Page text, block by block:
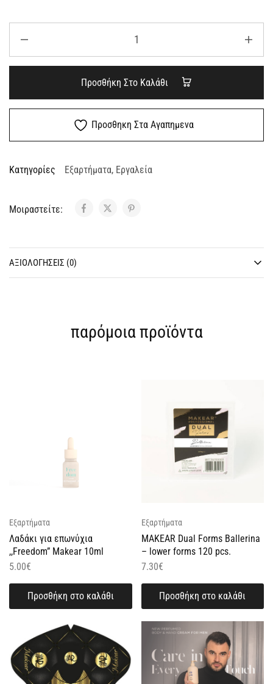
Προσθήκη Στο Καλάθι
Προσθηκη Στα Αγαπημενα
Κατηγορίες Εξαρτήματα, Εργαλεία
Μοιραστείτε:
ΑΞΙΟΛΟΓΉΣΕΙΣ (0)
παρόμοια προϊόντα
Εξαρτήματα
Λαδάκι για επωνύχια
,,Freedom” Makear 10ml
5.00€
Προσθήκη στο καλάθι
Εξαρτήματα
MAKEAR Dual Forms Ballerina
– lower forms 120 pcs.
7.30€
Προσθήκη στο καλάθι